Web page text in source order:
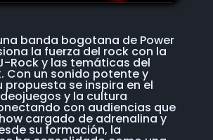
una banda bogotana de Power
la fuerza del rock con la
Rock y las temáticas del
Con un sonido potente y
propuesta se inspira en el
y la cultura
con audiencias que
cargado de adrenalina y
su formación, la